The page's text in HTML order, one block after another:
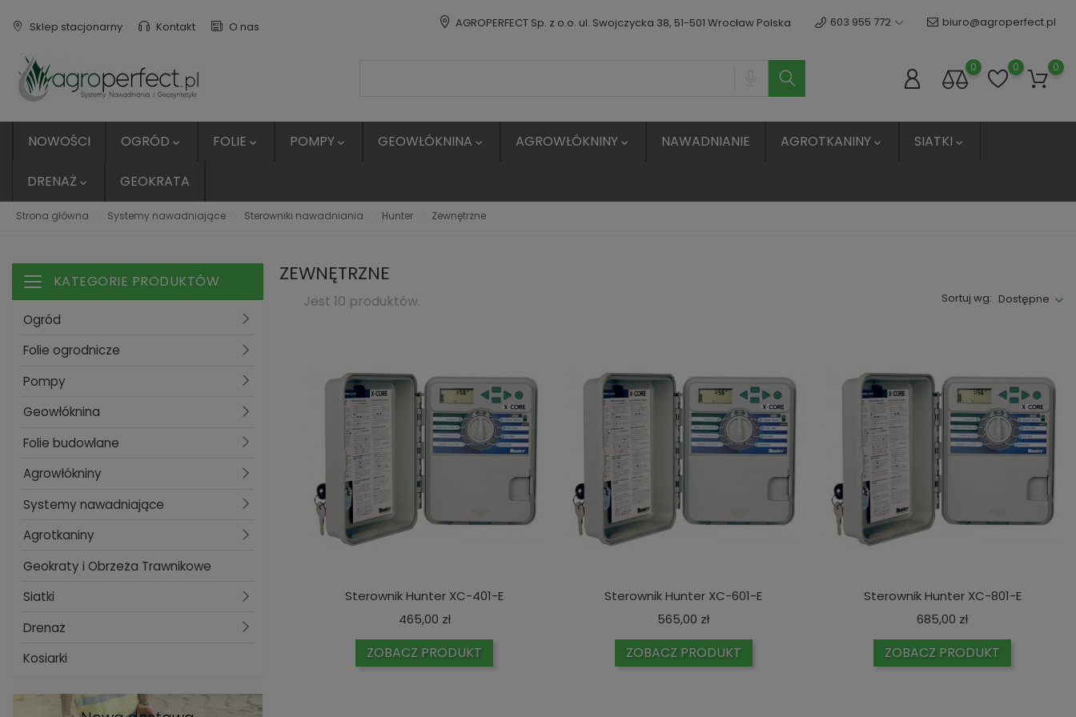
Sklep stacjonarny Kontakt O nas AGROPERFECT Sp. z o.o. ul. Swojczycka 38, 51-501 Wrocław Polska 603 955 772 biuro@agroperfect.pl
0 0 0
NOWOŚCI OGRÓD  FOLIE  POMPY  GEOWŁÓKNINA  AGROWŁÓKNINY  NAWADNIANIE AGROTKANINY  SIATKI 
DRENAŻ  GEOKRATA
Strona główna Systemy nawadniające Sterowniki nawadniania Hunter Zewnętrzne
Toggle navigation
KATEGORIE PRODUKTÓW
Ogród
Folie ogrodnicze
Pompy
Geowłóknina
Folie budowlane
Agrowłókniny
Systemy nawadniające
Agrotkaniny
Geokraty i Obrzeża Trawnikowe
Siatki
Drenaż
Kosiarki
ZEWNĘTRZNE
Jest 10 produktów. Sortuj wg: Dostępne
Sterownik Hunter XC-401-E
465,00 złCena
ZOBACZ PRODUKT
Sterownik Hunter XC-601-E
565,00 złCena
ZOBACZ PRODUKT
Sterownik Hunter XC-801-E
685,00 złCena
ZOBACZ PRODUKT